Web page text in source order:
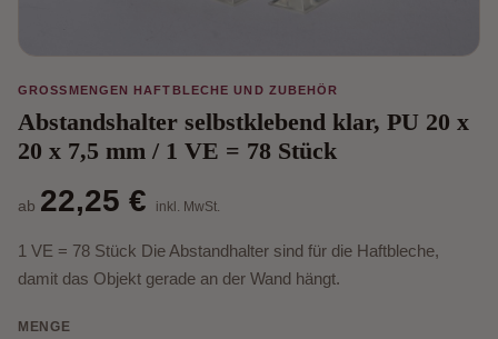
GROSSMENGEN HAFTBLECHE UND ZUBEHÖR
Abstandshalter selbstklebend klar, PU 20 x
20 x 7,5 mm / 1 VE = 78 Stück
ab 22,25 € inkl. MwSt.
1 VE = 78 Stück Die Abstandhalter sind für die Haftbleche,
damit das Objekt gerade an der Wand hängt.
MENGE